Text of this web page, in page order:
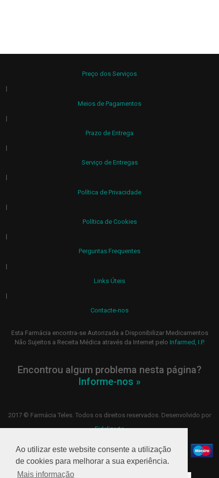
Ao utilizar este website consente a utilização
de cookies para melhorar a sua experiência.
Mais informação
Preço dos Serviços
|
Meios de Pagamentos
|
Prazo de Entrega
|
Serviço de Entregas
|
Política de Privacidade
|
Política de Cookies
|
Perguntas Frequentes
|
Links Úteis
|
Contacte-nos
Esta Farmácia encontra-se Autorizada a Disponibilizar Medicamentos
Não Sujeitos a Receita Médica através da Internet pelo Infarmed, I.P.
Encontrou algum problema nesta página?
Informe-nos »
2017 © Farmácia Teles. Todos os direitos reservados. Desenvolvido por
Fidelizarte